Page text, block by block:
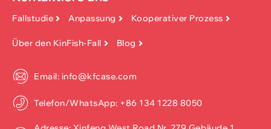
Fallstudie Anpassung Kooperativer Prozess
Über den KinFish-Fall Blog
Email: info@kfcase.com
Telefon/WhatsApp: +86 134 1228 8050